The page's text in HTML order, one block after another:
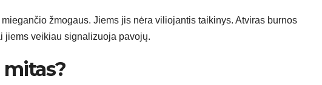
žmogaus. Jiems jis nėra viliojantis taikinys. Atviras burnos
jiems veikiau signalizuoja pavojų.
mitas?